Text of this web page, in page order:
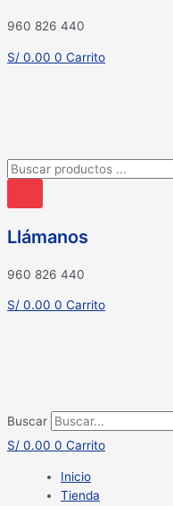
960 826 440
S/ 0.00 0 Carrito
Búsqueda
productos
Llámanos
960 826 440
S/ 0.00 0 Carrito
Buscar
S/ 0.00 0 Carrito
Inicio
Tienda